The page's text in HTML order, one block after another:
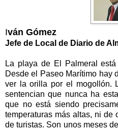
Iván Gómez
Jefe de Local de Diario de
La playa de El Palmeral
Desde el Paseo Marítimo hay
ver la orilla por el mogollón.
sentencian que nunca ha
que no está siendo
temperaturas más altas, ni de
de turistas. Son unos meses